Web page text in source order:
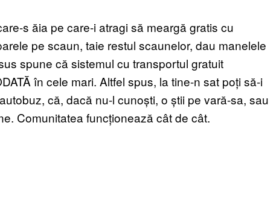
s ăia pe care-i atragi să meargă gratis cu
pe scaun, taie restul scaunelor, dau manelele
spune că sistemul cu transportul gratuit
în cele mari. Altfel spus, la tine-n sat poți să-i
că, dacă nu-l cunoști, o știi pe vară-sa, sau
Comunitatea funcționează cât de cât.